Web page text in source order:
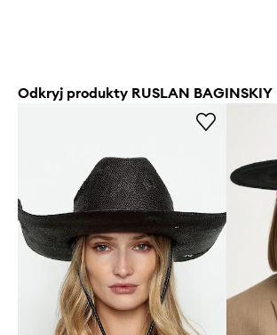
Odkryj produkty RUSLAN BAGINSKIY